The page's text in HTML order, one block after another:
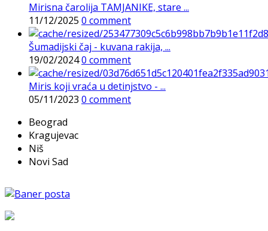
Mirisna čarolija TAMJANIKE, stare ...
11/12/2025 0 comment
Šumadijski čaj - kuvana rakija, ...
19/02/20240 comment
Miris koji vraća u detinjstvo - ...
05/11/2023 0 comment
Beograd
Kragujevac
Niš
Novi Sad